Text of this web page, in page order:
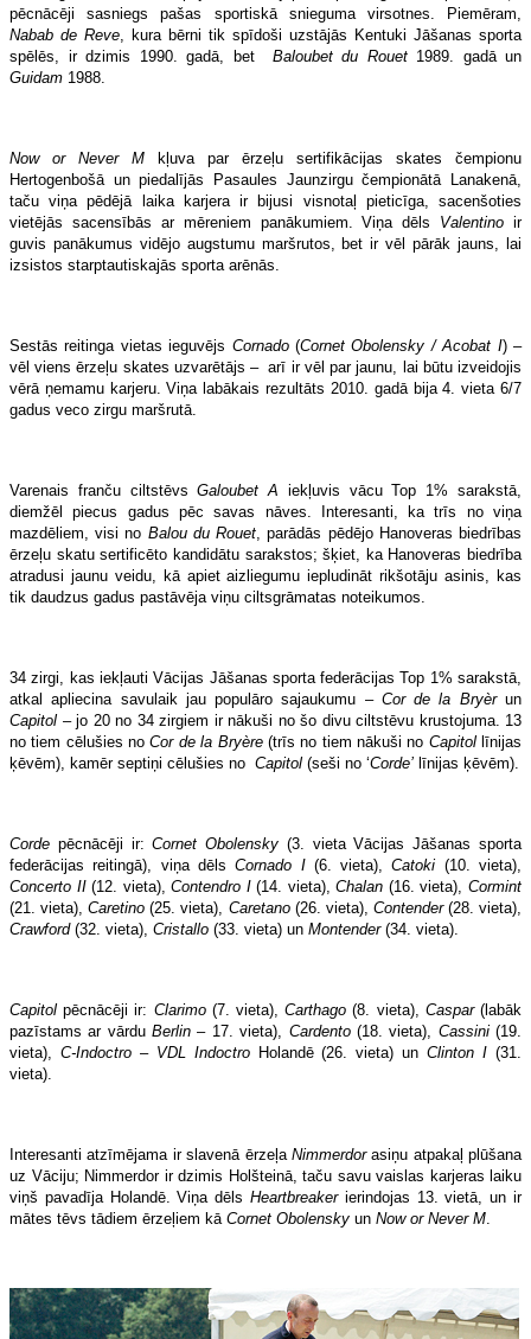
pēcnācēji sasniegs pašas sportiskā snieguma virsotnes. Piemēram,
Nabab de Reve , kura bērni tik spīdoši uzstājās Kentuki Jāšanas sporta
spēlēs, ir dzimis 1990. gadā, bet Baloubet du Rouet1989. gadā un
Guidam 1988.
Now or Never M kļuva par ērzeļu sertifikācijas skates čempionu
Hertogenbošā un piedalījās Pasaules Jaunzirgu čempionātā Lanakenā,
taču viņa pēdējā laika karjera ir bijusi visnotaļ pieticīga, sacenšoties
vietējās sacensībās ar mēreniem panākumiem. Viņa dēls Valentino ir
guvis panākumus vidējo augstumu maršrutos, bet ir vēl pārāk jauns, lai
izsistos starptautiskajās sporta arēnās.
Sestās reitinga vietas ieguvējs Cornado(Cornet Obolensky / Acobat I) –
vēl viens ērzeļu skates uzvarētājs – arī ir vēl par jaunu, lai būtu izveidojis
vērā ņemamu karjeru. Viņa labākais rezultāts 2010. gadā bija 4. vieta 6/7
gadus veco zirgu maršrutā.
Varenais franču ciltstēvsGaloubet A iekļuvis vācu Top 1% sarakstā,
diemžēl piecus gadus pēc savas nāves. Interesanti, ka trīs no viņa
mazdēliem, visi no Balou du Rouet , parādās pēdējo Hanoveras biedrības
ērzeļu skatu sertificēto kandidātu sarakstos; šķiet, ka Hanoveras biedrība
atradusi jaunu veidu, kā apiet aizliegumu iepludināt rikšotāju asinis, kas
tik daudzus gadus pastāvēja viņu ciltsgrāmatas noteikumos.
34 zirgi, kas iekļauti Vācijas Jāšanas sporta federācijas Top 1% sarakstā,
atkal apliecina savulaik jau populāro sajaukumu – Cor de la Bryèrun
Capitol – jo 20 no 34 zirgiem ir nākuši no šo divu ciltstēvu krustojuma. 13
no tiem cēlušies noCor de la Bryère(trīs no tiem nākuši no Capitollīnijas
ķēvēm), kamēr septiņi cēlušies no Capitol (seši no ‘Corde’ līnijas ķēvēm).
Corde pēcnācēji ir:Cornet Obolensky (3. vieta Vācijas Jāšanas sporta
federācijas reitingā), viņa dēlsCornado I(6. vieta),Catoki (10. vieta),
Concerto II(12. vieta),Contendro I(14. vieta),Chalan (16. vieta),Cormint
(21. vieta),Caretino (25. vieta), Caretano(26. vieta), Contender(28. vieta),
Crawford(32. vieta), Cristallo (33. vieta) un Montender(34. vieta).
Capitol pēcnācēji ir: Clarimo(7. vieta),Carthago (8. vieta), Caspar(labāk
pazīstams ar vārduBerlin – 17. vieta), Cardento(18. vieta), Cassini(19.
vieta), C-Indoctro– VDL IndoctroHolandē (26. vieta) unClinton I (31.
vieta).
Interesanti atzīmējama ir slavenā ērzeļa Nimmerdorasiņu atpakaļ plūšana
uz Vāciju; Nimmerdor ir dzimis Holšteinā, taču savu vaislas karjeras laiku
viņš pavadīja Holandē. Viņa dēls Heartbreakerierindojas 13. vietā, un ir
mātes tēvs tādiem ērzeļiem kā Cornet Obolensky un Now or Never M